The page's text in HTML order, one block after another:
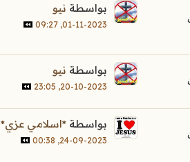
بواسطة نيو
01-11-2023, 09:27
بواسطة نيو
20-10-2023, 23:05
بواسطة*اسلامي عزي*
24-09-2023, 00:38